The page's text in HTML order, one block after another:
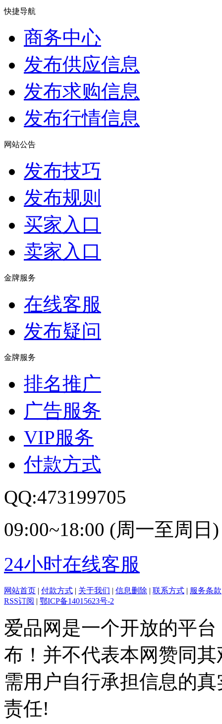
快捷导航
商务中心
发布供应信息
发布求购信息
发布行情信息
网站公告
发布技巧
发布规则
买家入口
卖家入口
金牌服务
在线客服
发布疑问
金牌服务
排名推广
广告服务
VIP服务
付款方式
QQ:473199705
09:00~18:00 (周一至周日)
24小时在线客服
网站首页 | 付款方式 | 关于我们 | 信息删除 | 联系方式 | 服务条款
RSS订阅 | 鄂ICP备14015623号-2
爱品网是一个开放的平
布！并不代表本网赞同
需用户自行承担信息的
责任!